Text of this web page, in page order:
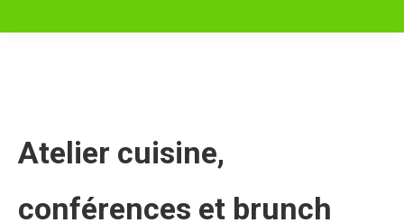
Atelier cuisine,
conférences et brunch